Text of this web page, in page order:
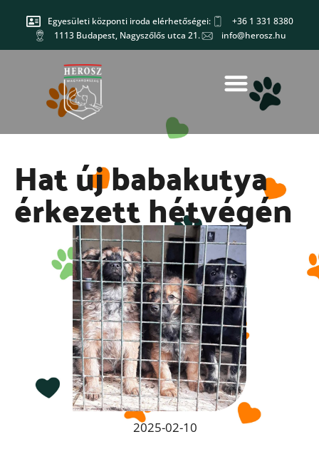
Egyesületi központi iroda elérhetőségei:
+36 1 331 8380
1113 Budapest, Nagyszőlős utca 21.
info@herosz.hu
Hat új babakutya
érkezett hétvégén
2025-02-10